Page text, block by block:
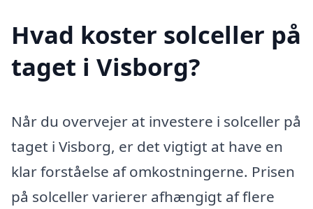
Hvad koster solceller på
taget i Visborg?
Når du overvejer at investere i solceller på
taget i Visborg, er det vigtigt at have en
klar forståelse af omkostningerne. Prisen
på solceller varierer afhængigt af flere